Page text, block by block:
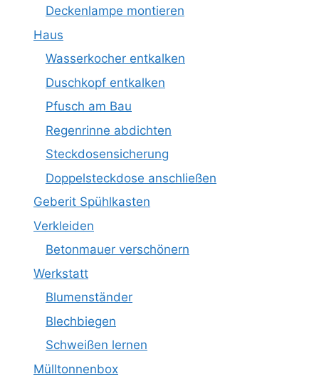
Deckenlampe montieren
Haus
Wasserkocher entkalken
Duschkopf entkalken
Pfusch am Bau
Regenrinne abdichten
Steckdosensicherung
Doppelsteckdose anschließen
Geberit Spühlkasten
Verkleiden
Betonmauer verschönern
Werkstatt
Blumenständer
Blechbiegen
Schweißen lernen
Mülltonnenbox